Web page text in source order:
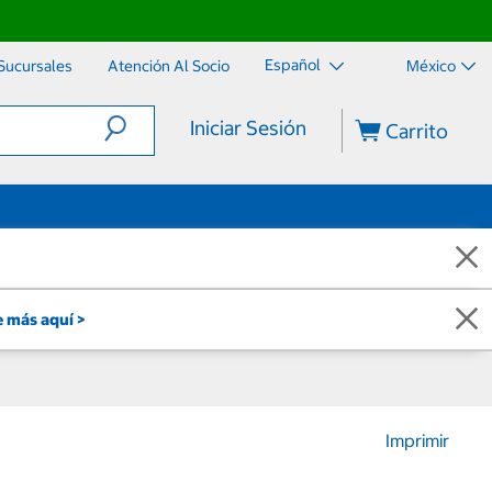
Atención Al Socio Español México
Iniciar Sesión Carrito
más aquí >
Imprimir